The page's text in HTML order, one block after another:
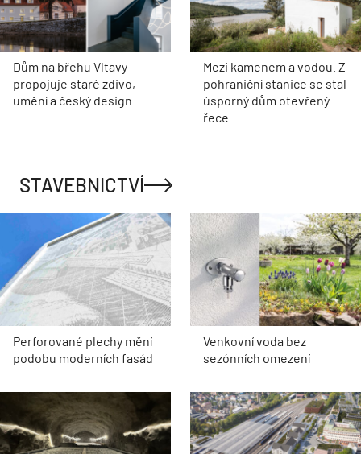
Dům na břehu Vltavy
propojuje staré zdivo,
umění a český design
Mezi kamenem a vodou. Z
pohraniční stanice se stal
úsporný dům otevřený
řece
STAVEBNICTVÍ
Perforované plechy mění
podobu moderních fasád
Venkovní voda bez
sezónních omezení